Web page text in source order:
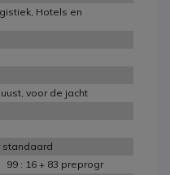
Hotels en
voor de jacht
standaard
99 : 16 + 83 preprogr